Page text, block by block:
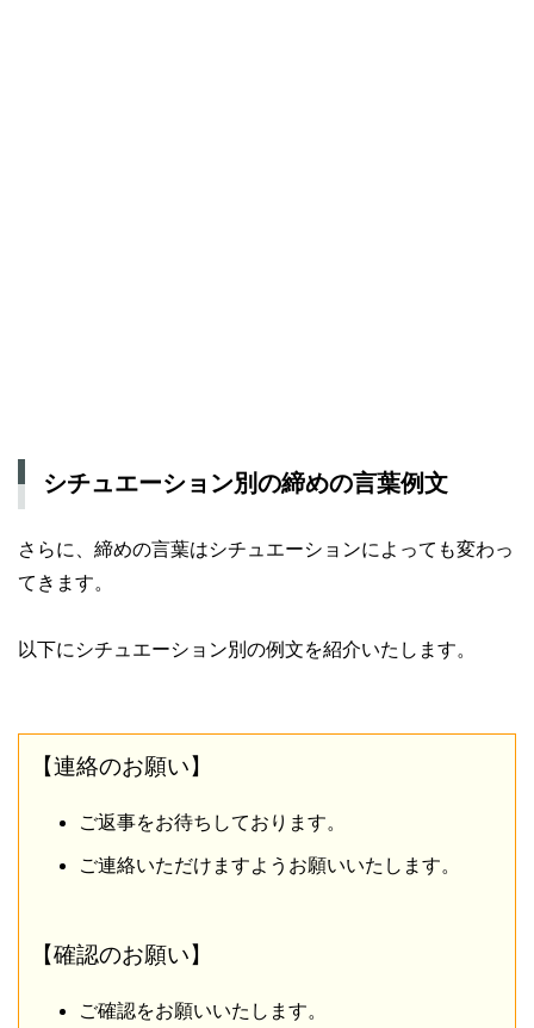
シチュエーション別の締めの言葉例文
さらに、締めの言葉はシチュエーションによっても変わっ
てきます。
以下にシチュエーション別の例文を紹介いたします。
【連絡のお願い】
ご返事をお待ちしております。
ご連絡いただけますようお願いいたします。
【確認のお願い】
ご確認をお願いいたします。